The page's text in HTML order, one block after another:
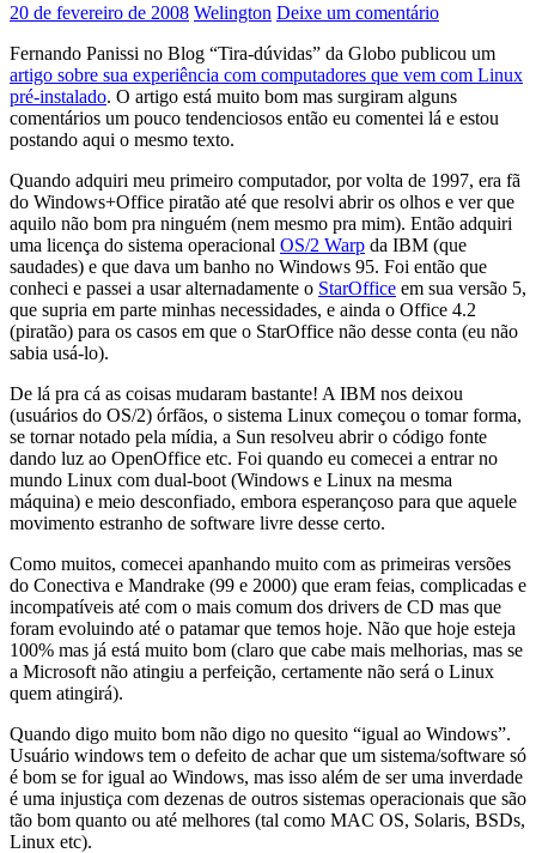
20 de fevereiro de 2008 Welington Deixe um comentário
Fernando Panissi no Blog “Tira-dúvidas” da Globo publicou um
artigo sobre sua experiência com computadores que vem com Linux
pré-instalado. O artigo está muito bom mas surgiram alguns
comentários um pouco tendenciosos então eu comentei lá e estou
postando aqui o mesmo texto.
Quando adquiri meu primeiro computador, por volta de 1997, era fã
do Windows+Office piratão até que resolvi abrir os olhos e ver que
aquilo não bom pra ninguém (nem mesmo pra mim). Então adquiri
uma licença do sistema operacional OS/2 Warp da IBM (que
saudades) e que dava um banho no Windows 95. Foi então que
conheci e passei a usar alternadamente o StarOffice em sua versão 5,
que supria em parte minhas necessidades, e ainda o Office 4.2
(piratão) para os casos em que o StarOffice não desse conta (eu não
sabia usá-lo).
De lá pra cá as coisas mudaram bastante! A IBM nos deixou
(usuários do OS/2) órfãos, o sistema Linux começou o tomar forma,
se tornar notado pela mídia, a Sun resolveu abrir o código fonte
dando luz ao OpenOffice etc. Foi quando eu comecei a entrar no
mundo Linux com dual-boot (Windows e Linux na mesma
máquina) e meio desconfiado, embora esperançoso para que aquele
movimento estranho de software livre desse certo.
Como muitos, comecei apanhando muito com as primeiras versões
do Conectiva e Mandrake (99 e 2000) que eram feias, complicadas e
incompatíveis até com o mais comum dos drivers de CD mas que
foram evoluindo até o patamar que temos hoje. Não que hoje esteja
100% mas já está muito bom (claro que cabe mais melhorias, mas se
a Microsoft não atingiu a perfeição, certamente não será o Linux
quem atingirá).
Quando digo muito bom não digo no quesito “igual ao Windows”.
Usuário windows tem o defeito de achar que um sistema/software só
é bom se for igual ao Windows, mas isso além de ser uma inverdade
é uma injustiça com dezenas de outros sistemas operacionais que são
tão bom quanto ou até melhores (tal como MAC OS, Solaris, BSDs,
Linux etc).